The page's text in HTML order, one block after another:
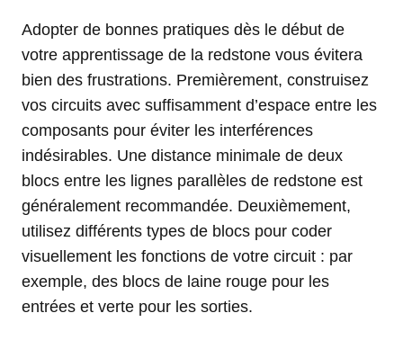
Adopter de bonnes pratiques dès le début de
votre apprentissage de la redstone vous évitera
bien des frustrations. Premièrement, construisez
vos circuits avec suffisamment d’espace entre les
composants pour éviter les interférences
indésirables. Une distance minimale de deux
blocs entre les lignes parallèles de redstone est
généralement recommandée. Deuxièmement,
utilisez différents types de blocs pour coder
visuellement les fonctions de votre circuit : par
exemple, des blocs de laine rouge pour les
entrées et verte pour les sorties.